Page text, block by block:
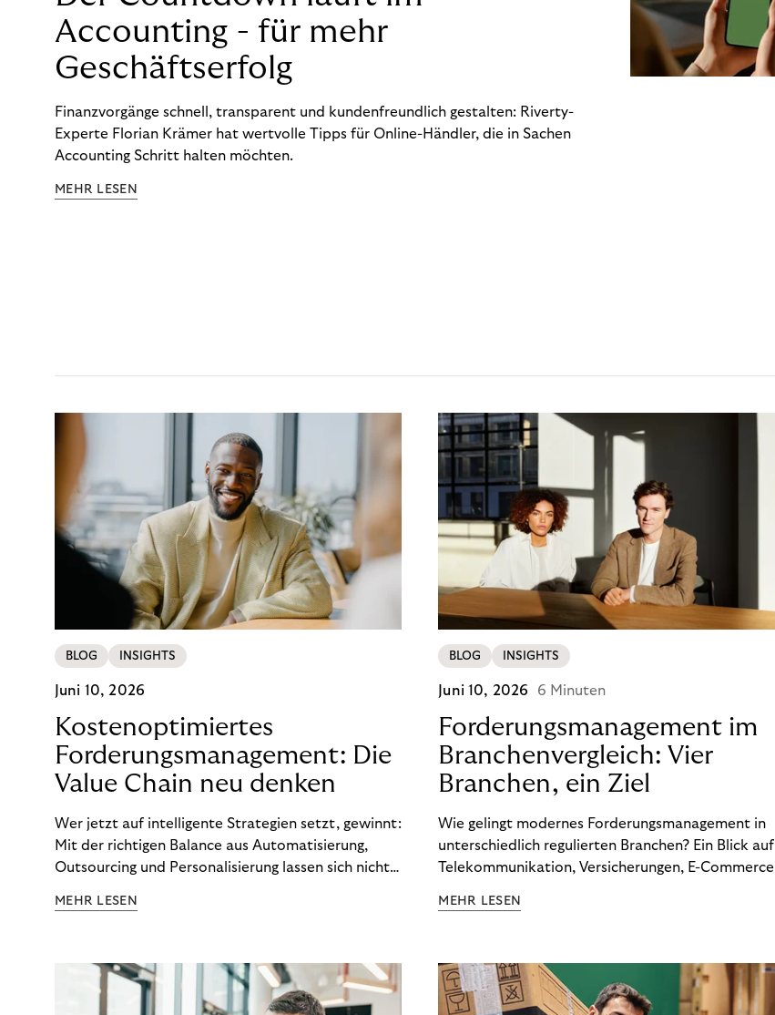
Accounting - für mehr
Geschäftserfolg
Finanzvorgänge schnell, transparent und kundenfreundlich gestalten: Riverty-
Experte Florian Krämer hat wertvolle Tipps für Online-Händler, die in Sachen
Accounting Schritt halten möchten.
MEHR LESEN
BLOG INSIGHTS
Juni 10, 2026
Kostenoptimiertes
Forderungsmanagement: Die
Value Chain neu denken
Wer jetzt auf intelligente Strategien setzt, gewinnt:
Mit der richtigen Balance aus Automatisierung,
Outsourcing und Personalisierung lassen sich nicht
Ergebnisse sichern. Riverty zeigt, wie Recovery-
MEHR LESEN
BLOG INSIGHTS
Juni 10, 2026 6 Minuten
Forderungsmanagement im
Branchenvergleich: Vier
Branchen, ein Ziel
Wie gelingt modernes Forderungsmanagement in
unterschiedlich regulierten Branchen? Ein Blick auf
Telekommunikation, Versicherungen, E-Commerce
wirksam reduzieren will, braucht keine
MEHR LESEN